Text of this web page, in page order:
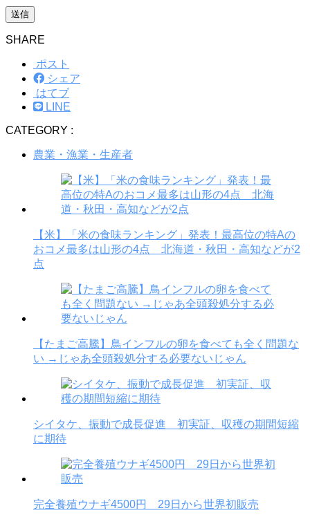
SHARE
ポスト
シェア
はてブ
LINE
CATEGORY :
農業・漁業・生産者
【米】「米の食味ランキング」発表！最高位の特Aの
おコメ最多は山形の4点 北海道・秋田・高知などが2
点
【たまご高騰】鳥インフルの卵を食べても全く問題な
い →じゃあ全頭殺処分する必要ないじゃん
シイタケ、振動で成長促進 初実証、収穫の期間短縮
に期待
完全養殖ウナギ4500円 29日から世界初販売